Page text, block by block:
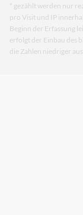
* gezählt werden nur
pro Visit und IP
Beginn der Erfassung
erfolgt der Einbau des
die Zahlen niedriger